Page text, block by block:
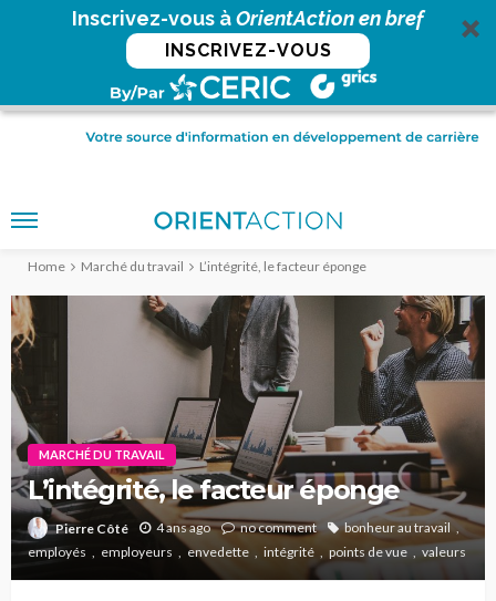
Inscrivez-vous àOrientAction en bref
INSCRIVEZ-VOUS
Home Marché du travail L’intégrité, le facteur éponge
MARCHÉ DU TRAVAIL
L’intégrité, le facteur éponge
Pierre Côté 4 ans ago no comment
bonheur au travail
employés
employeurs envedette intégrité points de vue valeurs